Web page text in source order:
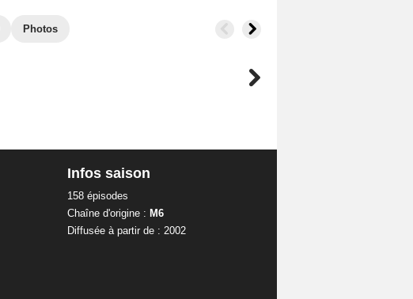
Photos
Infos saison
158 épisodes
Chaîne d'origine : M6
Diffusée à partir de : 2002